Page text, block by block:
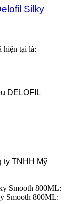
Silky
hiện tại là:
DELOFIL
ty TNHH Mỹ
Smooth 800ML:
Smooth 800ML: